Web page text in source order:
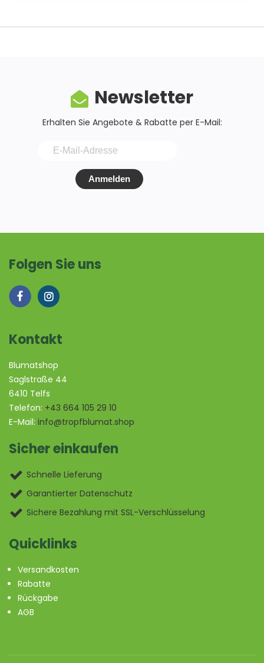
Newsletter
Erhalten Sie Angebote & Rabatte per E-Mail:
Anmelden
Folgen Sie uns
Kontakt
Blumatshop
Saglstraße 44
6410 Telfs
Telefon: +43 664 105 29 10
E-Mail: info@tropfblumat.shop
Sicher einkaufen
Schnelle Lieferung
Garantierter Datenschutz
Sichere Bezahlung mit SSL-Verschlüsselung
Quicklinks
Versandkosten
Rabatte
Rückgabe
AGB